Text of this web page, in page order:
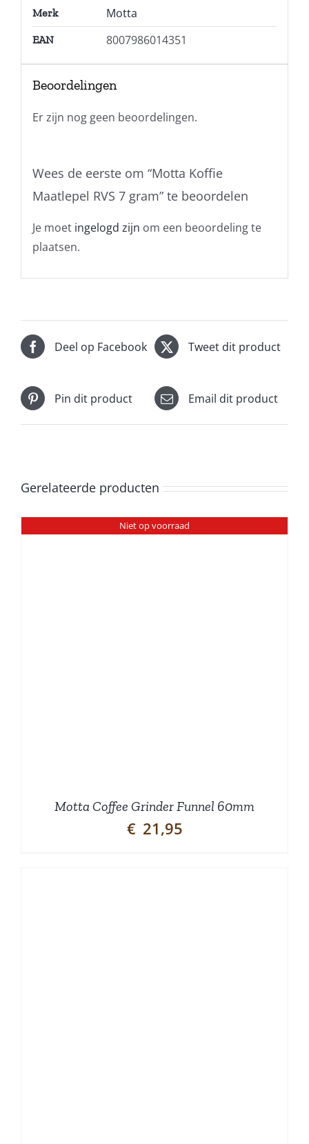
Merk Motta
EAN 8007986014351
Beoordelingen
Er zijn nog geen beoordelingen.
Wees de eerste om “Motta Koffie
Maatlepel RVS 7 gram” te beoordelen
Je moet ingelogd zijn om een beoordeling te
plaatsen.
Deel op Facebook Tweet dit product
Pin dit product Email dit product
Gerelateerde producten
Niet op voorraad
Motta Coffee Grinder Funnel 60mm
€ 21,95